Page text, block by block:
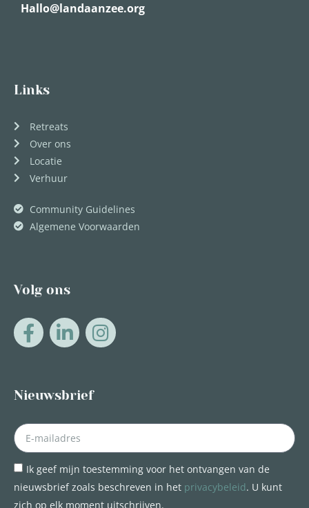
Hallo@landaanzee.org
Links
Retreats
Over ons
Locatie
Verhuur
Community Guidelines
Algemene Voorwaarden
Volg ons
Nieuwsbrief
Ik geef mijn toestemming voor het ontvangen van de
nieuwsbrief zoals beschreven in het privacybeleid. U kunt
zich op elk moment uitschrijven.